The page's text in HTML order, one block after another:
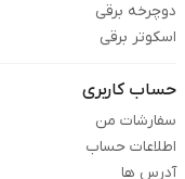
دوچرخه برقی
اسکوتر برقی
حساب کاربری
سفارشات من
اطلاعات حساب
آدرس ها